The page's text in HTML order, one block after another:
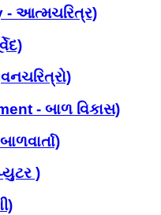
- આત્મચરિત્ર)
- બાળ વિકાસ)
)